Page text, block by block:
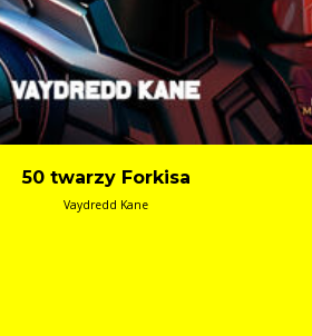
50 twarzy Forkisa
Vaydredd Kane